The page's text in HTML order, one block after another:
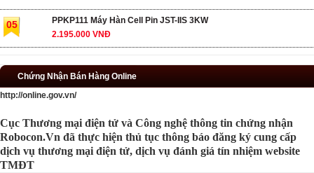
05
PPKP111 Máy Hàn Cell Pin JST-IIS 3KW
2.195.000 VNĐ
Chứng Nhận Bán Hàng Online
http://online.gov.vn/
Cục Thương mại điện tử và Công nghệ thông tin chứng nhận
Robocon.Vn đã thực hiện thủ tục thông báo đăng ký cung cấp
dịch vụ thương mại điện tử, dịch vụ đánh giá tín nhiệm website
TMĐT